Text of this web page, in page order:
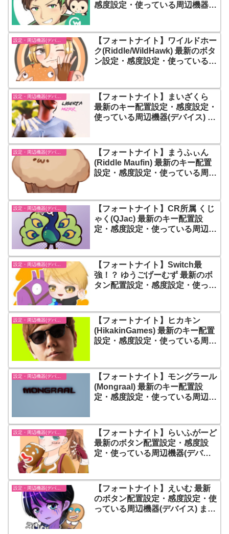
感度設定・使っている周辺機器
設定・周辺機器(デバイス)-フォートナイト【fortnite】
【フォートナイト】ワイルドホー
ク(Riddle/WildHawk) 最新のボタ
ン設定・感度設定・使っている周
【フォートナイト】まいざくら
最新のキー配置設定・感度設定・
使っている周辺機器(デバイス) ま
設定・周辺機器(デバイス)-フォートナイト【fortnite】
【フォートナイト】まうふぃん
(Riddle Maufin) 最新のキー配置
設定・感度設定・使っている周辺
設定・周辺機器(デバイス)-フォートナイト【fortnite】
【フォートナイト】CR所属 くじ
ゃく(QJac) 最新のキー配置設
定・感度設定・使っている周辺機
【フォートナイト】Switch最
強！？ ゆうごげーむず 最新のボ
タン配置設定・感度設定・使って
設定・周辺機器(デバイス)-フォートナイト【fortnite】
【フォートナイト】ヒカキン
(HikakinGames) 最新のキー配置
設定・感度設定・使っている周辺
設定・周辺機器(デバイス)-フォートナイト【fortnite】
【フォートナイト】モングラール
(Mongraal) 最新のキー配置設
定・感度設定・使っている周辺機
【フォートナイト】らいふがーど
最新のボタン配置設定・感度設
定・使っている周辺機器(デバイ
設定・周辺機器(デバイス)-フォートナイト【fortnite】
【フォートナイト】えいむ 最新
のボタン配置設定・感度設定・使
っている周辺機器(デバイス) まと